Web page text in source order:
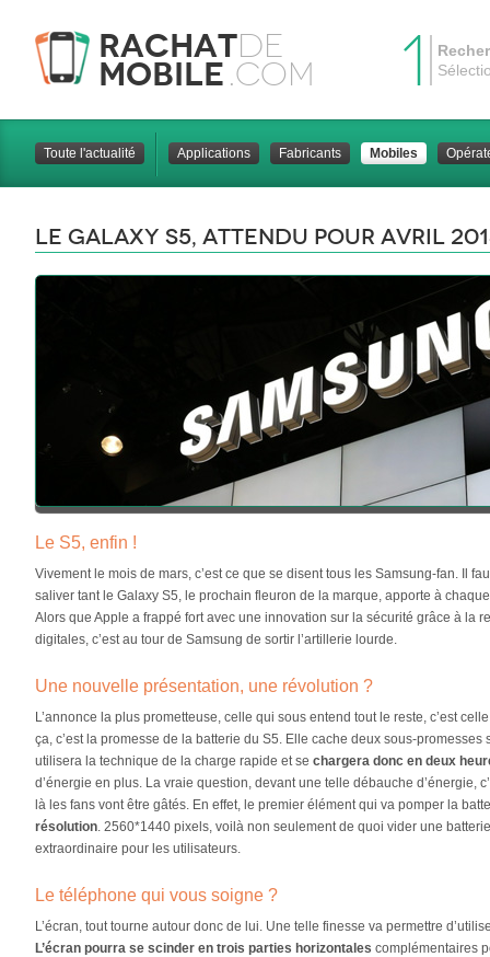
Rachatde
Mobile .com 1
Toute l'actualité Applications Fabricants Mobiles
Le Galaxy S5, attendu pour avril
Le S5, enfin !
Vivement le mois de mars, c’est ce que se disent tous les Samsung-fan. Il
saliver tant le Galaxy S5, le prochain fleuron de la marque, apporte à
Alors que Apple a frappé fort avec une innovation sur la sécurité grâce à la
digitales, c’est au tour de Samsung de sortir l’artillerie lourde.
Une nouvelle présentation, une révolution ?
L’annonce la plus prometteuse, celle qui sous entend tout le reste, c’est
ça, c’est la promesse de la batterie du S5. Elle cache deux sous-promesses
utilisera la technique de la charge rapide et se chargera donc en deux
d’énergie en plus. La vraie question, devant une telle débauche d’énergie,
là les fans vont être gâtés. En effet, le premier élément qui va pomper la
résolution. 2560*1440 pixels, voilà non seulement de quoi vider une
extraordinaire pour les utilisateurs.
Le téléphone qui vous soigne ?
L’écran, tout tourne autour donc de lui. Une telle finesse va permettre
L’écran pourra se scinder en trois parties horizontales complémentaires